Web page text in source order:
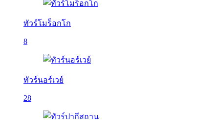
ทัวร์โมร็อกโก
8
ทัวร์นอร์เวย์
28